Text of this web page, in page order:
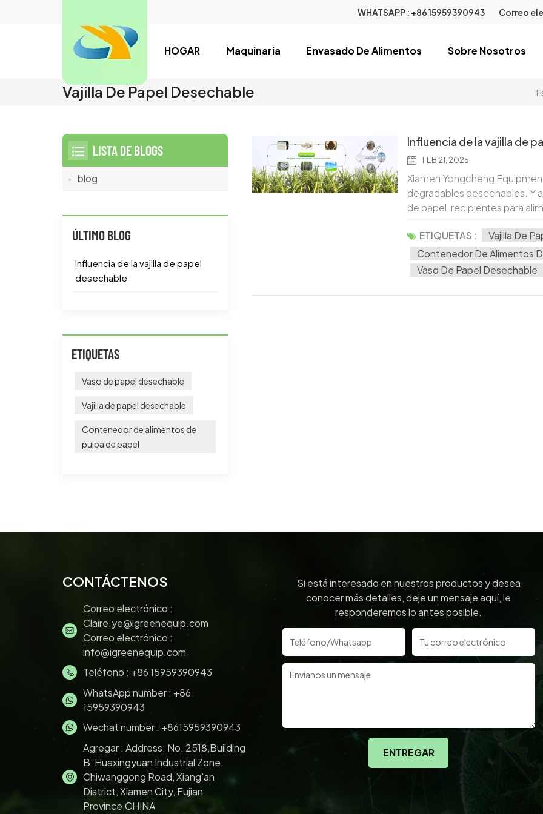
WHATSAPP : +86 15959390943 Correo
HOGAR Maquinaria Envasado De Alimentos Sobre Nosotros
Vajilla De Papel Desechable
Influencia de la vajilla de
FEB 21, 2025
Xiamen Yongcheng
degradables desechables. Y
de papel, recipientes para
nuestro revolucionario Vajilla
perfecta de comodidad y
hola a una más ecológico
también ayuda a proteger el
desechable iNo es sólo una
tendrá un impacto positivo
ETIQUETAS :
Vajilla De
Contenedor De Alimentos
Vaso De Papel Desechable
LISTA DE BLOGS
blog
ÚLTIMO BLOG
Influencia de la vajilla de papel
desechable
ETIQUETAS
Vaso de papel desechable
Vajilla de papel desechable
Contenedor de alimentos de
pulpa de papel
CONTÁCTENOS
Correo electrónico :
Claire.ye@igreenequip.com
Correo electrónico :
info@igreenequip.com
Teléfono : +86 15959390943
WhatsApp number : +86
15959390943
Wechat number : +8615959390943
Agregar : Address: No. 2518,Building
B, Huaxingyuan Industrial Zone,
Chiwanggong Road, Xiang'an
District, Xiamen City, Fujian
Province,CHINA
Si está interesado en nuestros productos y desea
conocer más detalles, deje un mensaje aquí, le
responderemos lo antes posible.
ENTREGAR